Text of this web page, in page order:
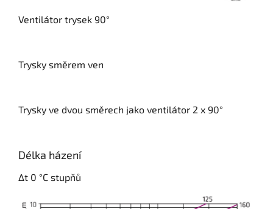
Ventilátor trysek 90°
Trysky směrem ven
Trysky ve dvou směrech jako ventilátor 2 x 90°
Délka házení
Δt 0 °C stupňů